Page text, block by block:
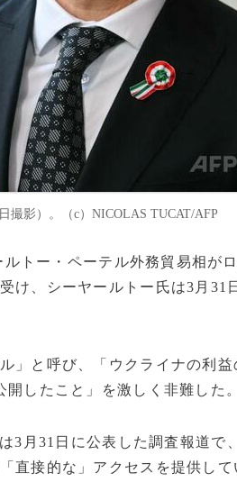
撮影）。（c）NICOLAS TUCAT/AFP
トー・ペーテル外務貿易相が
け、シーヤールトー氏は3月31
」と呼び、「ウクライナの利
したこと」を激しく非難した。
3月31日に公表した調査報道で
直接的な」アクセスを提供して